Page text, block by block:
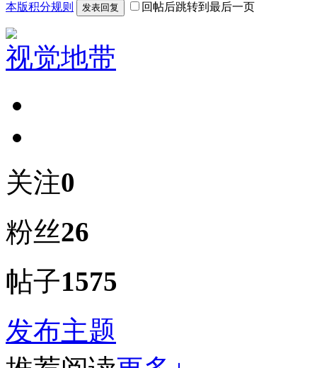
本版积分规则 发表回复 回帖后跳转到最后一页
视觉地带
关注0
粉丝26
帖子1575
发布主题